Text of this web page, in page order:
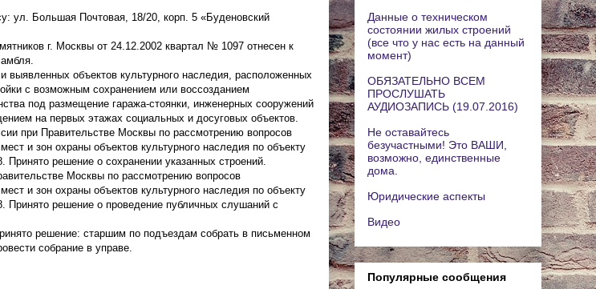
ул. Большая Почтовая, 18/20, корп. 5 «Буденовский
г. Москвы от 24.12.2002 квартал № 1097 отнесен к
выявленных объектов культурного наследия, расположенных
с возможным сохранением или воссозданием
под размещение гаража-стоянки, инженерных сооружений
на первых этажах социальных и досуговых объектов.
при Правительстве Москвы по рассмотрению вопросов
и зон охраны объектов культурного наследия по объекту
решение о сохранении указанных строений.
Москвы по рассмотрению вопросов
и зон охраны объектов культурного наследия по объекту
Принято решение о проведение публичных слушаний с
решение: старшим по подъездам собрать в письменном
собрание в управе.
Данные о техническом
состоянии жилых строений
(все что у нас есть на данный
момент)
ОБЯЗАТЕЛЬНО ВСЕМ
ПРОСЛУШАТЬ
АУДИОЗАПИСЬ (19.07.2016)
Не оставайтесь
безучастными! Это ВАШИ,
возможно, единственные
дома.
Юридические аспекты
Видео
Популярные сообщения